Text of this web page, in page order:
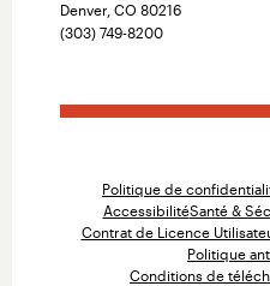
Denver, CO 80216
(303) 749-8200
Politique de
AccessibilitéSanté &
Contrat de Licence
Politique
Conditions de